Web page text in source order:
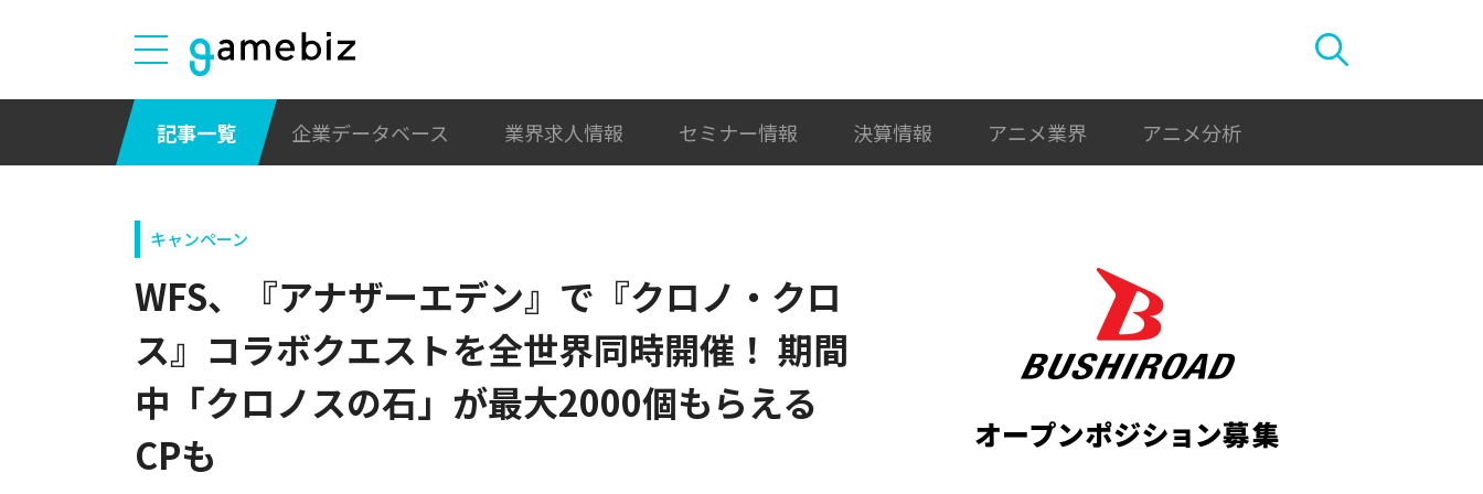
記事一覧 企業データベース 業界求人情報 セミナー情報 決算情報 アニメ業界 アニメ分析
キャンペーン
WFS、『アナザーエデン』で『クロノ・クロ
ス』コラボクエストを全世界同時開催！ 期間
中「クロノスの石」が最大2000個もらえる
CPも